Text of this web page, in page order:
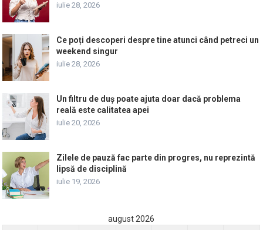
iulie 28, 2026
Ce poți descoperi despre tine atunci când petreci un
weekend singur
iulie 28, 2026
Un filtru de duș poate ajuta doar dacă problema
reală este calitatea apei
iulie 20, 2026
Zilele de pauză fac parte din progres, nu reprezintă
lipsă de disciplină
iulie 19, 2026
august 2026